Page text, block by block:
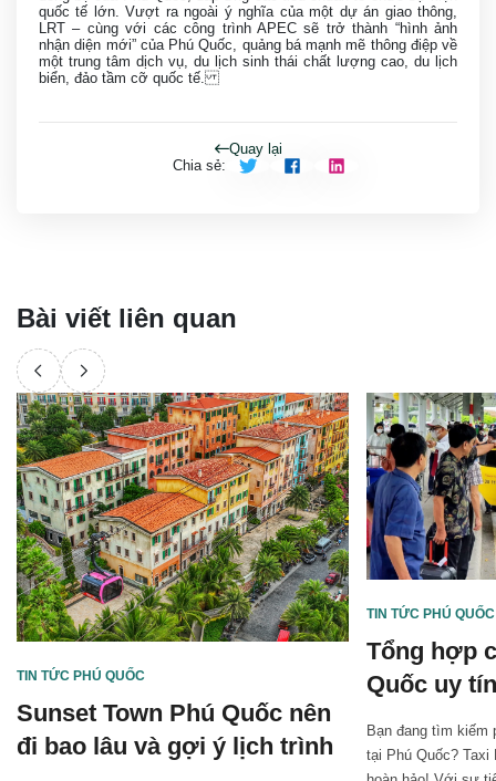
quốc tế lớn. Vượt ra ngoài ý nghĩa của một dự án giao thông,
LRT – cùng với các công trình APEC sẽ trở thành “hình ảnh
nhận diện mới” của Phú Quốc, quảng bá mạnh mẽ thông điệp về
một trung tâm dịch vụ, du lịch sinh thái chất lượng cao, du lịch
biển, đảo tầm cỡ quốc tế.
Quay lại
Chia sẻ:
Bài viết liên quan
TIN TỨC PHÚ QUỐC
Sunset Town Phú Quốc nên
đi bao lâu và gợi ý lịch trình
TIN TỨC PHÚ QUỐC
Tổng hợp
Quốc uy
nhất năm
Bạn đang tìm
tại Phú Quốc? Taxi